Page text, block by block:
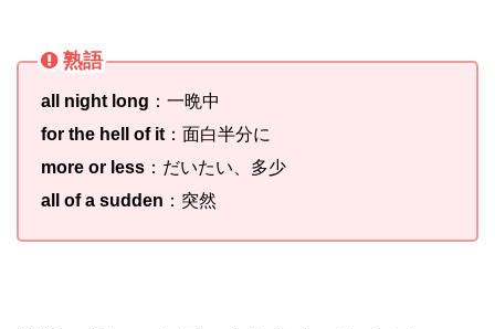
熟語
all night long ：一晩中
for the hell of it ：面白半分に
more or less ：だいたい、多少
all of a sudden ：突然